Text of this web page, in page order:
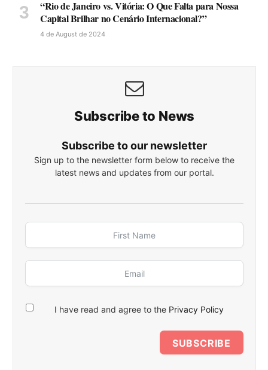
“Rio de Janeiro vs. Vitória: O Que Falta para Nossa
Capital Brilhar no Cenário Internacional?”
4 de August de 2024
Subscribe to News
Subscribe to our newsletter
Sign up to the newsletter form below to receive the
latest news and updates from our portal.
I have read and agree to the Privacy Policy
SUBSCRIBE